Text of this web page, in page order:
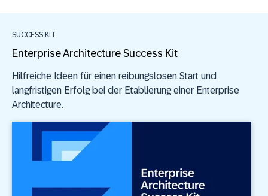
SUCCESS KIT
Enterprise Architecture Success Kit
Hilfreiche Ideen für einen reibungslosen Start und
langfristigen Erfolg bei der Etablierung einer Enterprise
Architecture.